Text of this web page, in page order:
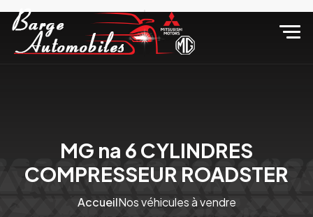
MG na 6 CYLINDRES
COMPRESSEUR ROADSTER
AccueilNos véhicules à vendre